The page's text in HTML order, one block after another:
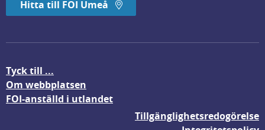
Hitta till FOI Umeå
Tyck till ...
Om webbplatsen
FOI-anställd i utlandet
Tillgänglighetsredogörelse